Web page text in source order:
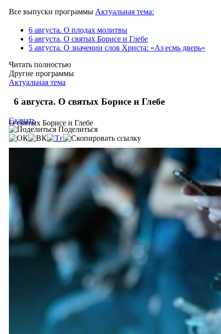
Все выпуски программы Актуальная тема:
6 августа. О плодах молитвы
6 августа. О святых Борисе и Глебе
5 августа. О значении слов Христа: «Аз есмь дверь»
Читать полностью
Другие программы
Актуальная тема
6 августа. О святых Борисе и Глебе
О святых Борисе и Глебе
Скачать
Поделиться